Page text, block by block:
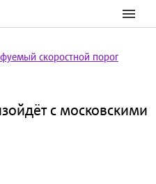
скоростной порог
с московскими